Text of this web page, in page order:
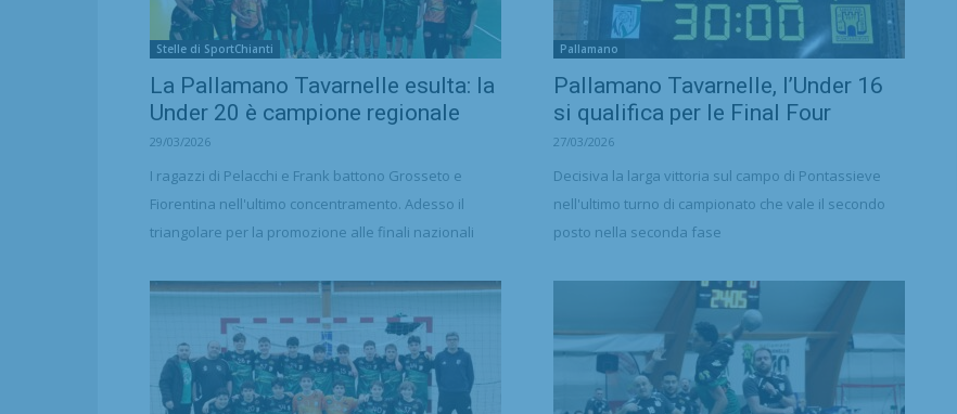
Stelle di SportChianti
La Pallamano Tavarnelle esulta: la
Under 20 è campione regionale
29/03/2026
I ragazzi di Pelacchi e Frank battono Grosseto e
Fiorentina nell'ultimo concentramento. Adesso il
triangolare per la promozione alle finali nazionali
Pallamano
Pallamano Tavarnelle, l’Under 16
si qualifica per le Final Four
27/03/2026
Decisiva la larga vittoria sul campo di Pontassieve
nell'ultimo turno di campionato che vale il secondo
posto nella seconda fase